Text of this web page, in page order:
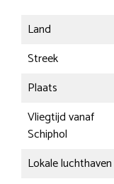
Land
Streek
Plaats
Vliegtijd vanaf
Schiphol
Lokale luchthaven